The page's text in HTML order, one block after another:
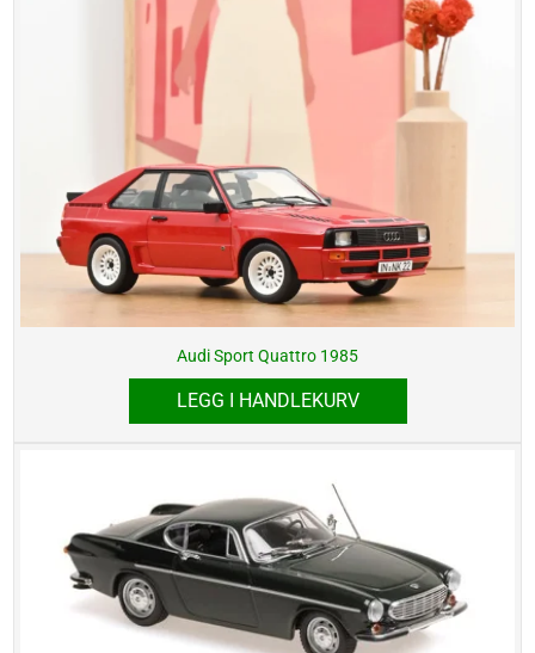
Audi Sport Quattro 1985
LEGG I HANDLEKURV